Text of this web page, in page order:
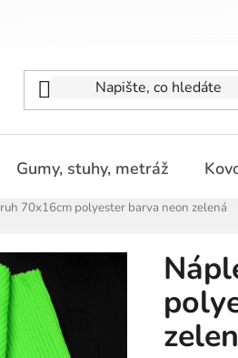
Gumy, stuhy, metráž
70x16cm polyester barva neon zelená